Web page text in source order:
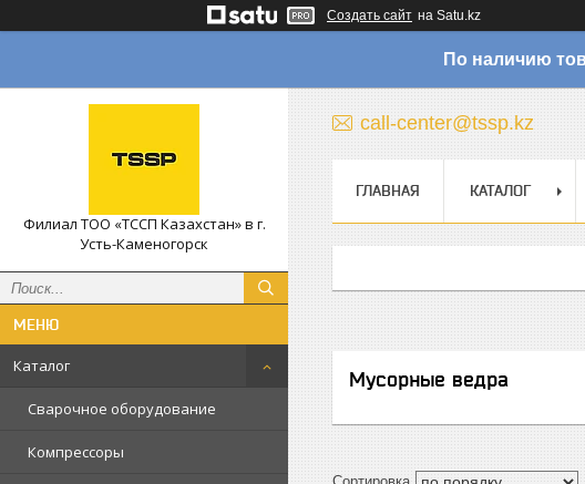
Создать сайт на Satu.kz
По наличию
Филиал ТОО «ТССП Казахстан» в г.
Усть-Каменогорск
Каталог
Сварочное оборудование
Компрессоры
call-center@tssp.kz
ГЛАВНАЯ КАТАЛОГ
Мусорные ведра